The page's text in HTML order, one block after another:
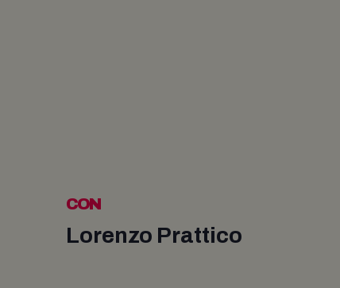
CON
Lorenzo Prattico